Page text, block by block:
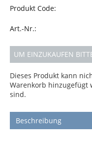
Produkt Code:
Art.-Nr.:
UM EINZUKAUFEN
Dieses Produkt kann
Warenkorb hinzugefügt
sind.
Beschreibung